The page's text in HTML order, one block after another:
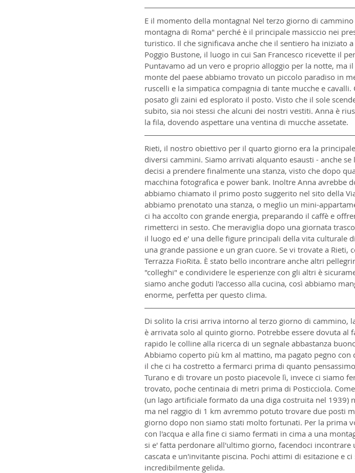
E il momento della montagna! Nel terzo giorno di
montagna di Roma" perché è il principale massiccio nei
turistico. Il che significava anche che il sentiero ha iniziato
Poggio Bustone, il luogo in cui San Francesco ricevette il
Puntavamo ad un vero e proprio alloggio per la notte, ma
monte del paese abbiamo trovato un piccolo paradiso in
ruscelli e la simpatica compagnia di tante mucche e
posato gli zaini ed esplorato il posto. Visto che il sole
subito, sia noi stessi che alcuni dei nostri vestiti. Anna è
la fila, dovendo aspettare una ventina di mucche assetate.
Rieti, il nostro obiettivo per il quarto giorno era la
diversi cammini. Siamo arrivati alquanto esausti - anche se
decisi a prendere finalmente una stanza, visto che dopo
macchina fotografica e power bank. Inoltre Anna avrebbe
abbiamo chiamato il primo posto suggerito nel sito della
abbiamo prenotato una stanza, o meglio un mini-
ci ha accolto con grande energia, preparando il caffè e
rimetterci in sesto. Che meraviglia dopo una giornata
il luogo ed e' una delle figure principali della vita culturale
una grande passione e un gran cuore. Se vi trovate a
Terrazza FioRita. È stato bello incontrare anche altri
"colleghi" e condividere le esperienze con gli altri è
siamo anche goduti l'accesso alla cucina, così abbiamo
enorme, perfetta per questo clima.
Di solito la crisi arriva intorno al terzo giorno di cammino,
è arrivata solo al quinto giorno. Potrebbe essere dovuta
rapido le colline alla ricerca di un segnale abbastanza
Abbiamo coperto più km al mattino, ma pagato pegno
il che ci ha costretto a fermarci prima di quanto
Turano e di trovare un posto piacevole lì, invece ci siamo
trovato, poche centinaia di metri prima di Posticciola.
(un lago artificiale formato da una diga costruita nel 1939)
ma nel raggio di 1 km avremmo potuto trovare due posti
giorno dopo non siamo stati molto fortunati. Per la prima
con l'acqua e alla fine ci siamo fermati in cima a una
si e' fatta perdonare all'ultimo giorno, facendoci
cascata e un'invitante piscina. Pochi attimi di esitazione e
incredibilmente gelida.